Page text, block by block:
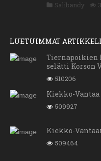
Salibandy
LUETUIMMAT
Tiernapoikien
selätti Korson
510206
Kiekko-
509927
Kiekko-
509464